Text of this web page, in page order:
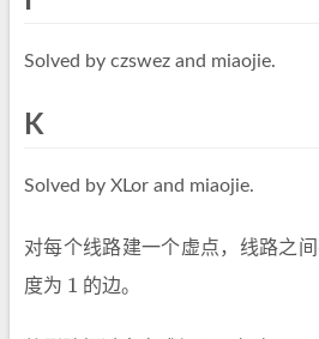
Solved by czswez and miaojie.
K
Solved by XLor and miaojie.
对每个线路建一个虚点，线路之
度为 1
1 的边。